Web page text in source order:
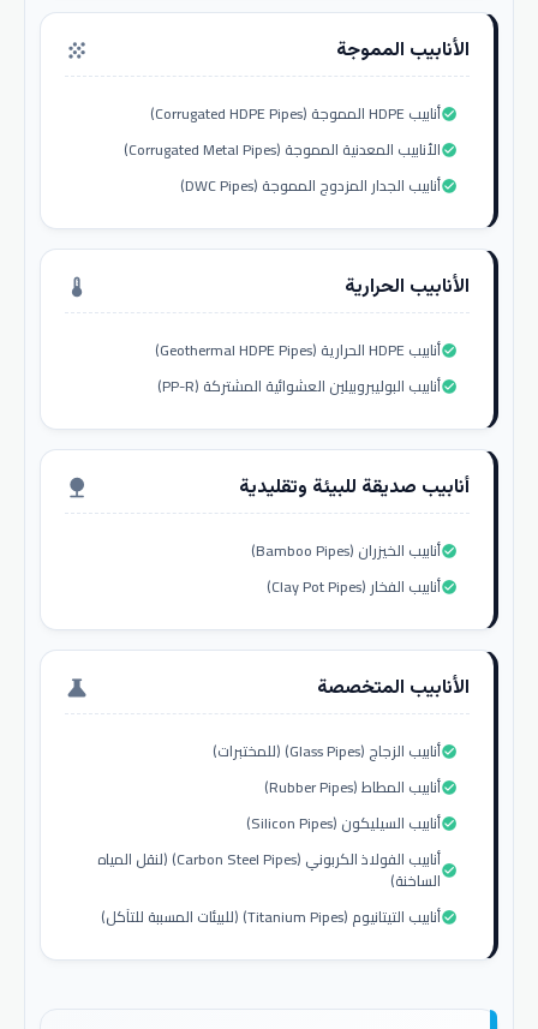
الأنابيب المموجة grain
أنابيب HDPE المموجة (Corrugated HDPE Pipes)check_circle
الأنابيب المعدنية المموجة (Corrugated Metal Pipes)check_circle
أنابيب الجدار المزدوج المموجة (DWC Pipes)check_circle
الأنابيب الحرارية thermostat
أنابيب HDPE الحرارية (Geothermal HDPE Pipes)check_circle
أنابيب البوليبروبيلين العشوائية المشتركة (PP-R)check_circle
أنابيب صديقة للبيئة وتقليدية nature
أنابيب الخيزران (Bamboo Pipes)check_circle
أنابيب الفخار (Clay Pot Pipes)check_circle
الأنابيب المتخصصة science
أنابيب الزجاج (Glass Pipes) (للمختبرات)check_circle
أنابيب المطاط (Rubber Pipes)check_circle
أنابيب السيليكون (Silicon Pipes)check_circle
أنابيب الفولاذ الكربوني (Carbon Steel Pipes) (لنقل المياه
الساخنة)check_circle
أنابيب التيتانيوم (Titanium Pipes) (للبيئات المسببة للتآكل)check_circle